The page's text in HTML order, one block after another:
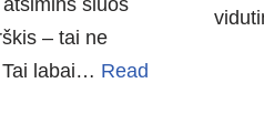
šiuos
– tai ne
Tai labai… Read